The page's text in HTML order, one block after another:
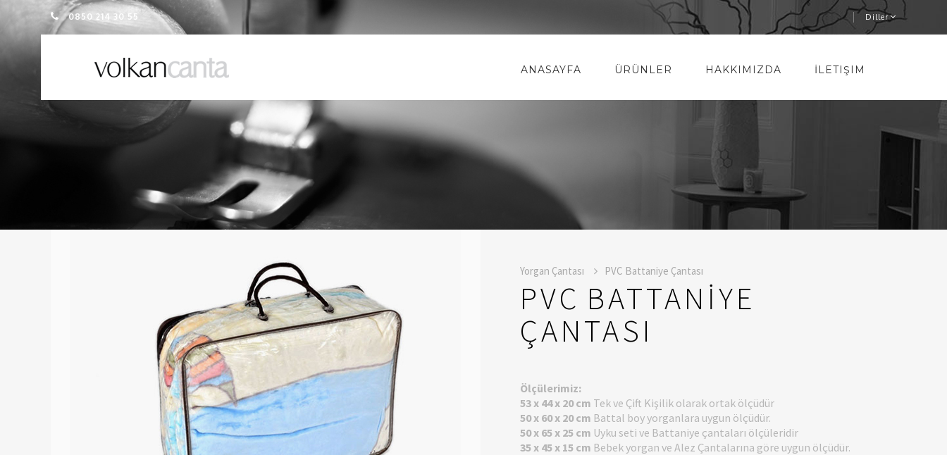
0850 214 30 55 Diller
ANASAYFA ÜRÜNLER HAKKIMIZDA İLETIŞIM
Yorgan Çantası PVC Battaniye Çantası
PVC BATTANİYE
ÇANTASI
Ölçülerimiz:
53 x 44 x 20 cm Tek ve Çift Kişilik olarak ortak ölçüdür
50 x 60 x 20 cm Battal boy yorganlara uygun ölçüdür.
50 x 65 x 25 cm Uyku seti ve Battaniye çantaları ölçüleridir
35 x 45 x 15 cm Bebek yorgan ve Alez Çantalarına göre uygun ölçüdür.